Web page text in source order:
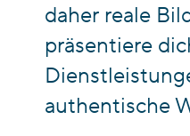
daher reale
präsentiere
authentische